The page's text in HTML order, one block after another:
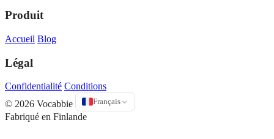
Produit
Accueil Blog
Légal
Confidentialité Conditions
© 2026 Vocabbie
Français
Fabriqué en Finlande